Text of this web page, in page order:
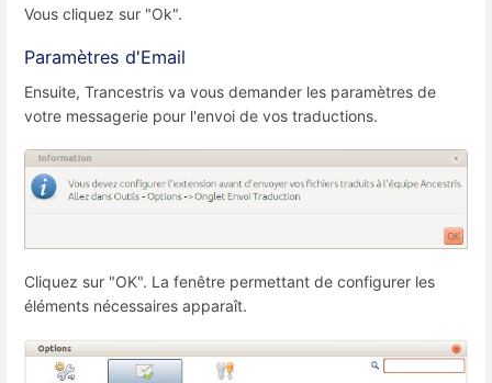
Vous cliquez sur "Ok".
Paramètres d'Email
Ensuite, Trancestris va vous demander les paramètres de
votre messagerie pour l'envoi de vos traductions.
Cliquez sur "OK". La fenêtre permettant de configurer les
éléments nécessaires apparaît.